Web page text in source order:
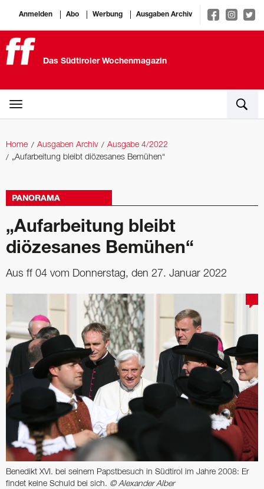
Anmelden Abo Werbung Ausgaben Archiv
Das Südtiroler Wochenmagazin
Home Ausgaben Archiv
Ausgabe 4/2022
„Aufarbeitung bleibt diözesanes Bemühen“
PANORAMA
„Aufarbeitung bleibt
diözesanes Bemühen“
Aus ff 04 vom Donnerstag, den 27. Januar 2022
Benedikt XVI. bei seinem Papstbesuch in Südtirol im Jahre 2008: Er
findet keine Schuld bei sich. © Alexander Alber